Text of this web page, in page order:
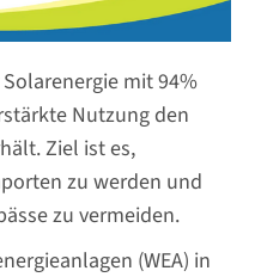
mit 94%
Nutzung den
Ziel ist es,
zu werden und
zu vermeiden.
(WEA) in